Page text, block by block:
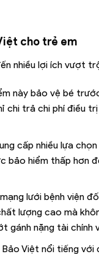
cho trẻ em
nhiều lợi ích vượt
này bảo vệ bé
chi trả chi phí điều
cấp nhiều lựa
bảo hiểm thấp
lưới bệnh viện
lượng cao mà
gánh nặng tài chính
Việt nổi tiếng